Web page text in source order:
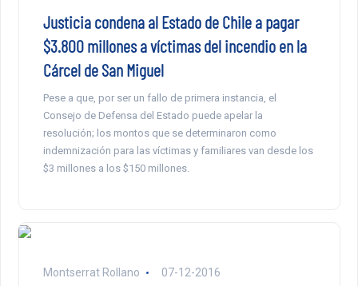
Justicia condena al Estado de Chile a pagar
$3.800 millones a víctimas del incendio en la
Cárcel de San Miguel
Pese a que, por ser un fallo de primera instancia, el
Consejo de Defensa del Estado puede apelar la
resolución; los montos que se determinaron como
indemnización para las víctimas y familiares van desde los
$3 millones a los $150 millones.
Montserrat Rollano 07-12-2016